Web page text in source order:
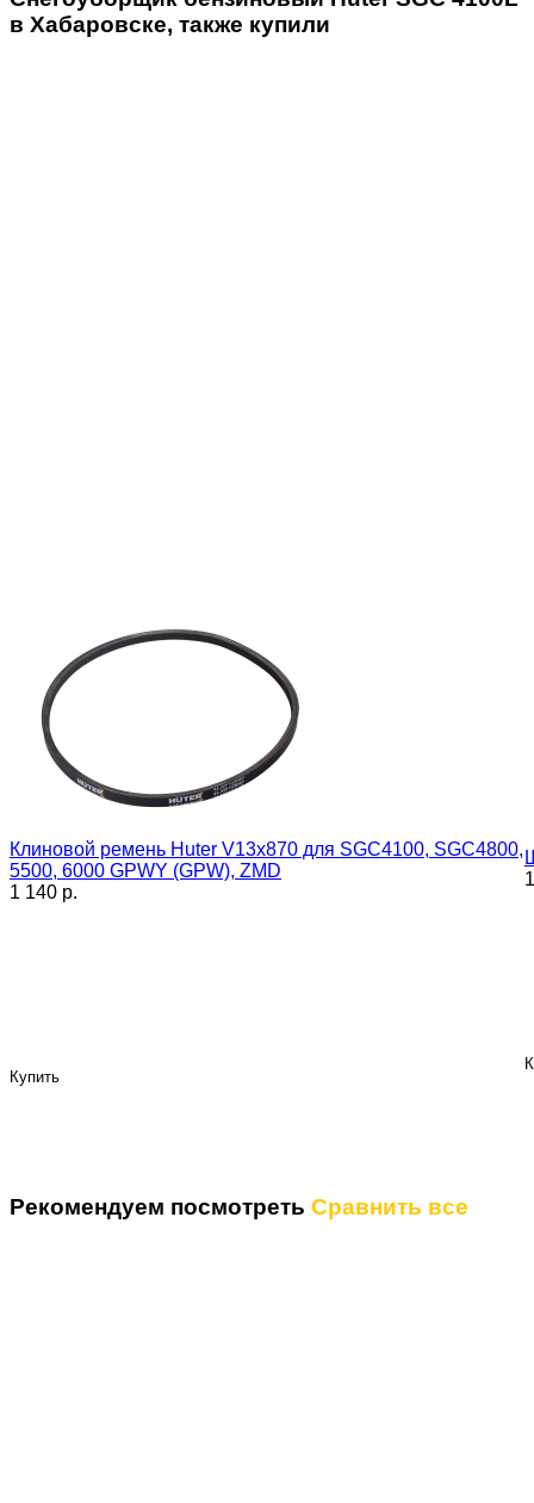
в Хабаровске, также купили
Клиновой ремень Huter V13x870 для SGC4100, SGC4800,
5500, 6000 GPWY (GPW), ZMD
1 140 p.
Купить
Рекомендуем посмотреть Сравнить все